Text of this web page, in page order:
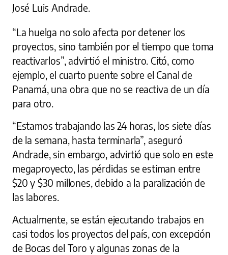
José Luis Andrade.
“La huelga no solo afecta por detener los
proyectos, sino también por el tiempo que toma
reactivarlos”, advirtió el ministro. Citó, como
ejemplo, el cuarto puente sobre el Canal de
Panamá, una obra que no se reactiva de un día
para otro.
“Estamos trabajando las 24 horas, los siete días
de la semana, hasta terminarla”, aseguró
Andrade, sin embargo, advirtió que solo en este
megaproyecto, las pérdidas se estiman entre
$20 y $30 millones, debido a la paralización de
las labores.
Actualmente, se están ejecutando trabajos en
casi todos los proyectos del país, con excepción
de Bocas del Toro y algunas zonas de la